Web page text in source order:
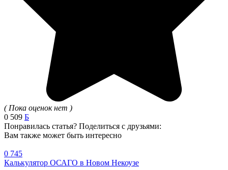
( Пока оценок нет )
0 509 Б
Понравилась статья? Поделиться с друзьями:
Вам также может быть интересно
0 745
Калькулятор ОСАГО в Новом Некоузе